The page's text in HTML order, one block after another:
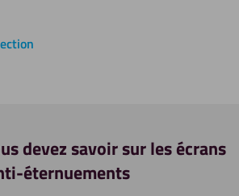
devez savoir sur les écrans
éternuements